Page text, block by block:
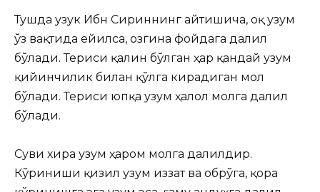
Тушда узук Ибн Сириннинг айтишича, оқ узум
ўз вақтида ейилса, озгина фойдага далил
бўлади. Териси қалин бўлган ҳар қандай узум
қийинчилик билан қўлга кирадиган мол
бўлади. Териси юпқа узум ҳалол молга далил
бўлади.
Суви хира узум ҳаром молга далилдир.
Кўриниши қизил узум иззат ва обрўга, қора